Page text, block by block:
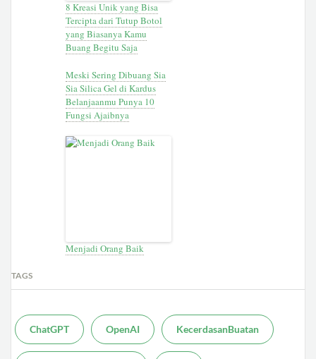
8 Kreasi Unik yang Bisa
Tercipta dari Tutup Botol
yang Biasanya Kamu
Buang Begitu Saja
Meski Sering Dibuang Sia
Sia Silica Gel di Kardus
Belanjaanmu Punya 10
Fungsi Ajaibnya
Menjadi Orang Baik
TAGS
ChatGPT OpenAI KecerdasanBuatan